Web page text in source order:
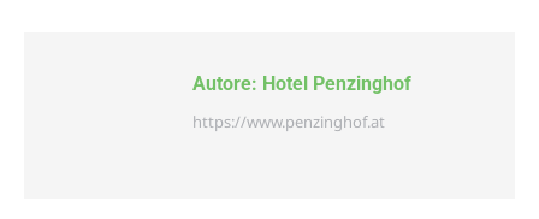
Autore: Hotel Penzinghof
https://www.penzinghof.at